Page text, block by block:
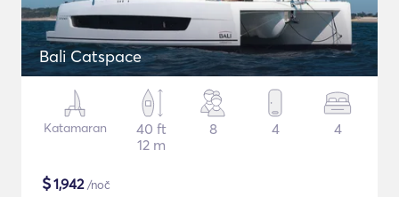
Bali Catspace
Katamaran
40 ft
12 m
8 4 4
$1,942/noč